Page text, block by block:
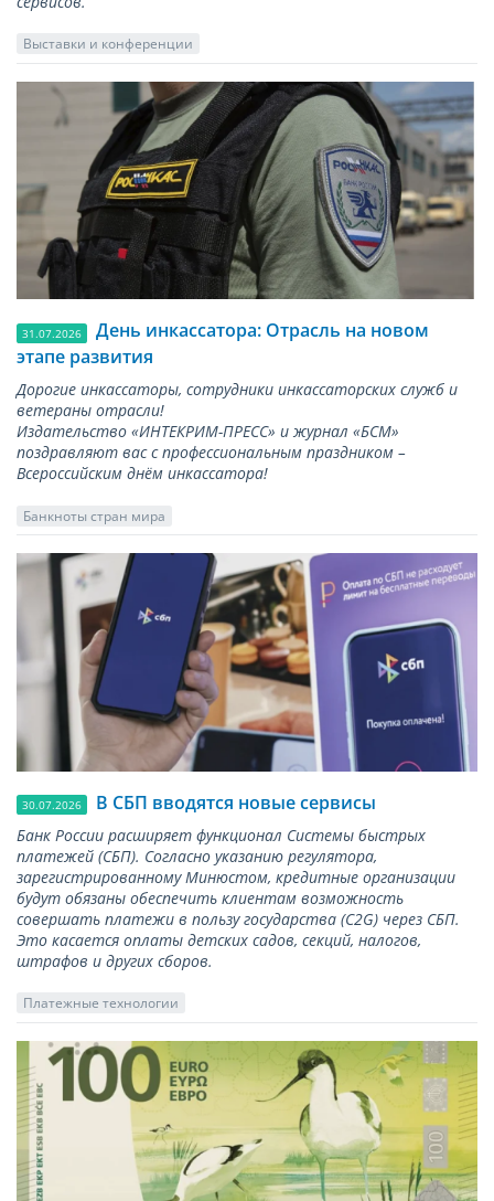
Выставки и конференции
31.07.2026
День инкассатора: Отрасль на новом
этапе развития
Дорогие инкассаторы, сотрудники инкассаторских служб и
ветераны отрасли!
Издательство «ИНТЕКРИМ-ПРЕСС» и журнал «БСМ»
поздравляют вас с профессиональным праздником –
Всероссийским днём инкассатора!
Банкноты стран мира
30.07.2026 В СБП вводятся новые сервисы
Банк России расширяет функционал Системы быстрых
платежей (СБП). Согласно указанию регулятора,
зарегистрированному Минюстом, кредитные организации
будут обязаны обеспечить клиентам возможность
совершать платежи в пользу государства (С2G) через СБП.
Это касается оплаты детских садов, секций, налогов,
штрафов и других сборов.
Платежные технологии